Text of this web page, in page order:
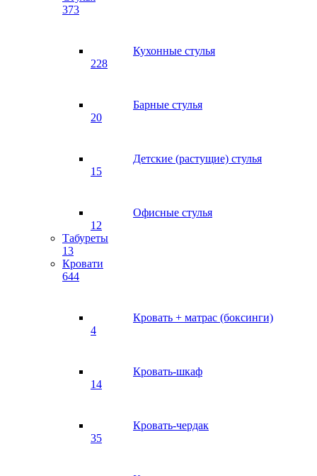
373
Кухонные стулья
228
Барные стулья
20
Детские (растущие) стулья
15
Офисные стулья
12
Табуреты
13
Кровати
644
Кровать + матрас (боксинги)
4
Кровать-шкаф
14
Кровать-чердак
35